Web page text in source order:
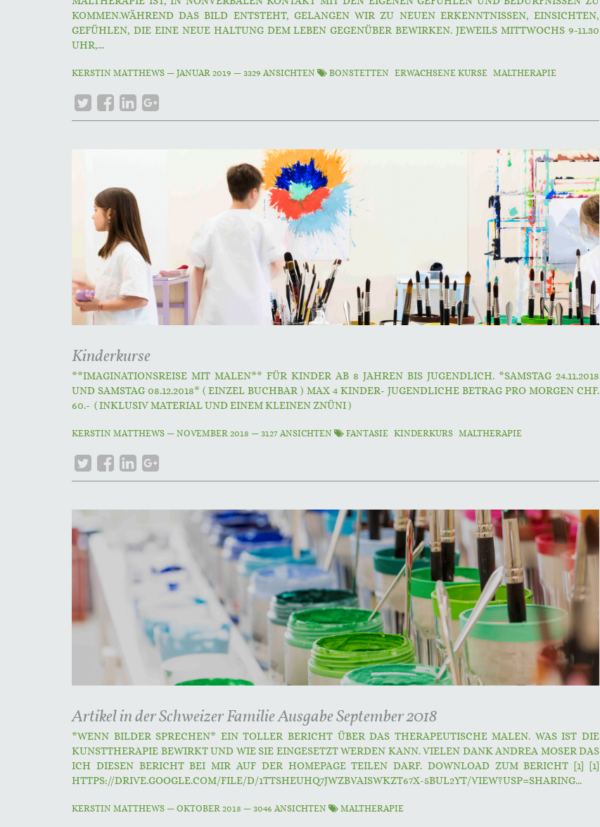
KOMMEN.WÄHREND DAS BILD ENTSTEHT, GELANGEN WIR ZU NEUEN ERKENNTNISSEN, EINSICHTEN,
GEFÜHLEN, DIE EINE NEUE HALTUNG DEM LEBEN GEGENÜBER BEWIRKEN. JEWEILS MITTWOCHS 9-11.30
UHR,...
KERSTIN MATTHEWS — JANUAR 2019 — 3329 ANSICHTEN BONSTETTEN ERWACHSENE KURSE MALTHERAPIE
Kinderkurse
**IMAGINATIONSREISE MIT MALEN** FÜR KINDER AB 8 JAHREN BIS JUGENDLICH. *SAMSTAG 24.11.2018
UND SAMSTAG 08.12.2018* ( EINZEL BUCHBAR ) MAX 4 KINDER- JUGENDLICHE BETRAG PRO MORGEN CHF.
60.- ( INKLUSIV MATERIAL UND EINEM KLEINEN ZNÜNI )
KERSTIN MATTHEWS — NOVEMBER 2018 — 3127 ANSICHTEN FANTASIE KINDERKURS MALTHERAPIE
Artikel in der Schweizer Familie Ausgabe September 2018
*WENN BILDER SPRECHEN* EIN TOLLER BERICHT ÜBER DAS THERAPEUTISCHE MALEN. WAS IST DIE
KUNSTTHERAPIE BEWIRKT UND WIE SIE EINGESETZT WERDEN KANN. VIELEN DANK ANDREA MOSER DAS
ICH DIESEN BERICHT BEI MIR AUF DER HOMEPAGE TEILEN DARF. DOWNLOAD ZUM BERICHT [1] [1]
HTTPS://DRIVE.GOOGLE.COM/FILE/D/1TTSHEUHQ7JWZBVAISWKZT67X-5BUL2YT/VIEW?USP=SHARING...
KERSTIN MATTHEWS — OKTOBER 2018 — 3046 ANSICHTEN MALTHERAPIE